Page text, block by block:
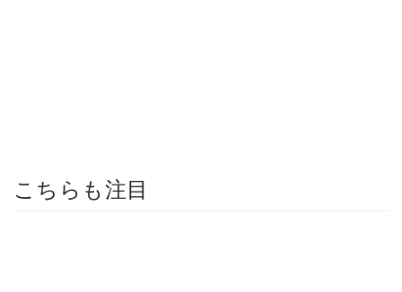
こちらも注目